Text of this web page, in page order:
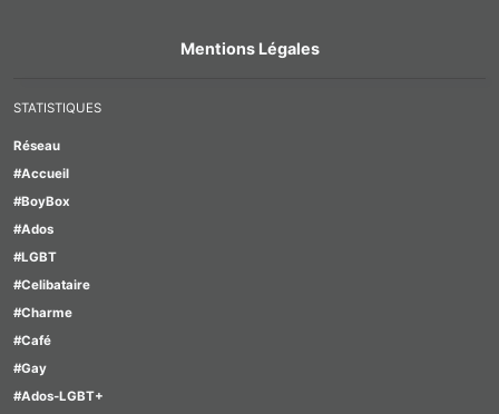
Mentions Légales
STATISTIQUES
Réseau
#Accueil
#BoyBox
#Ados
#LGBT
#Celibataire
#Charme
#Café
#Gay
#Ados-LGBT+